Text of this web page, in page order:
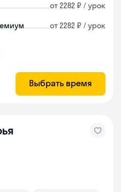
от 2282 ₽ / урок
от 2282 ₽ / урок
Выбрать время